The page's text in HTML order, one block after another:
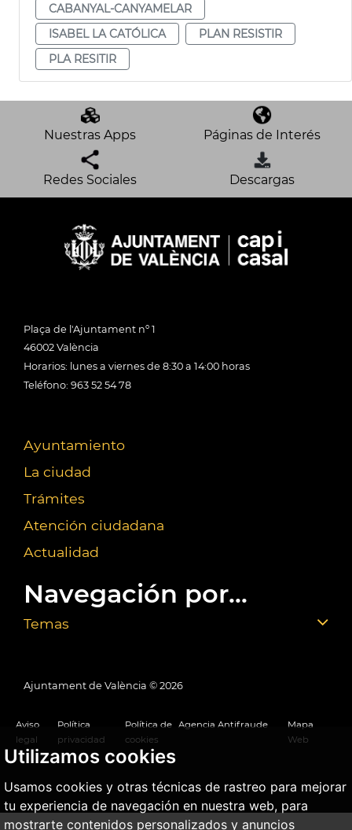
Utilizamos cookies
Usamos cookies y otras técnicas de rastreo para mejorar
tu experiencia de navegación en nuestra web, para
mostrarte contenidos personalizados y anuncios
CABANYAL-CANYAMELAR
ISABEL LA CATÓLICA
PLAN RESISTIR
PLA RESITIR
Nuestras Apps Páginas de Interés
Redes Sociales Descargas
Plaça de l'Ajuntament nº 1
46002 València
Horarios: lunes a viernes de 8:30 a 14:00 horas
Teléfono: 963 52 54 78
Ayuntamiento
La ciudad
Trámites
Atención ciudadana
Actualidad
Navegación por...
Temas
Ajuntament de València © 2026
Aviso
legal
Política
privacidad
Política de
cookies
Agencia Antifraude
Mapa
Web